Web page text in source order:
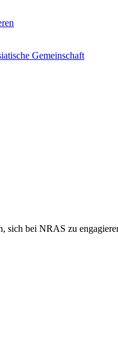
Gemeinschaft
sich bei NRAS zu